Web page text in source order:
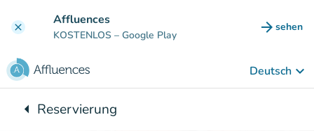
clear Affluences
KOSTENLOS – Google Play arrow_forward sehen
(new
Deutsch keyboard_arrow_down
arrow_leftZurück zu:
Reservierung